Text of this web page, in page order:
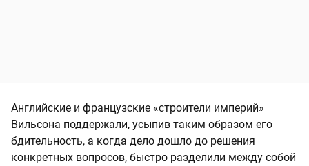
Английские и французские «строители империй»
Вильсона поддержали, усыпив таким образом его
бдительность, а когда дело дошло до решения
конкретных вопросов, быстро разделили между собой